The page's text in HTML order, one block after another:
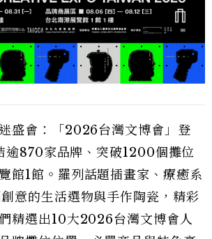
盛會：「2026台灣文博會」登
870家品牌、突破1200個攤位
館1館。羅列話題插畫家、療癒系
意的生活選物與手作陶瓷，精彩
精選出10大2026台灣文博會人